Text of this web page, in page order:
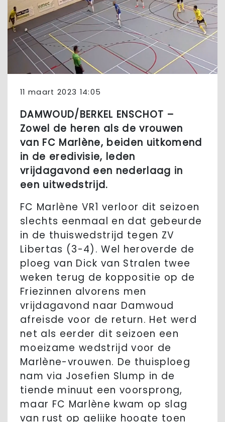
11 maart 2023 14:05
DAMWOUD/BERKEL ENSCHOT –
Zowel de heren als de vrouwen
van FC Marlène, beiden uitkomend
in de eredivisie, leden
vrijdagavond een nederlaag in
een uitwedstrijd.
FC Marlène VR1 verloor dit seizoen
slechts eenmaal en dat gebeurde
in de thuiswedstrijd tegen ZV
Libertas (3-4). Wel heroverde de
ploeg van Dick van Stralen twee
weken terug de koppositie op de
Friezinnen alvorens men
vrijdagavond naar Damwoud
afreisde voor de return. Het werd
net als eerder dit seizoen een
moeizame wedstrijd voor de
Marlène-vrouwen. De thuisploeg
nam via Josefien Slump in de
tiende minuut een voorsprong,
maar FC Marlène kwam op slag
van rust op gelijke hoogte toen